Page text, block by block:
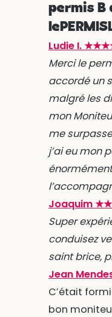
permis B
Ludie I.
Merci le
accordé un
malgré les
mon
me
j’ai eu mon
Joaquim
Super
conduisez
saint brice,
Jean
C’était
bon